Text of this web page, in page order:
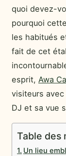
quoi devez-
pourquoi
les habitués
fait de cet
esprit, Awa
visiteurs
DJ et sa vue
Table des
Un lieu